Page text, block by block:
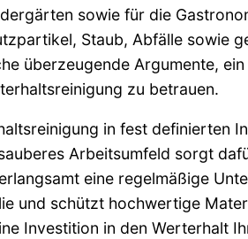
sowie für die
Staub, Abfälle sowie
überzeugende Argumente,
zu betrauen.
in fest definierten
Arbeitsumfeld sorgt
eine regelmäßige
und schützt hochwertige
Investition in den Werterhalt